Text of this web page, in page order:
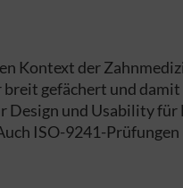
Kontext der
gefächert und
und Usability
ISO-9241-